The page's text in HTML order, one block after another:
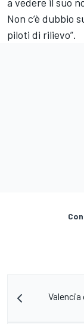
Non c’è dubbio
piloti di rilievo”.